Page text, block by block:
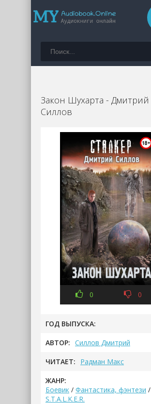
Закон Шухарта - Дмитрий
Силлов
0 0
ГОД ВЫПУСКА:
АВТОР: Силлов Дмитрий
ЧИТАЕТ: Радман Макс
ЖАНР:
Боевик / Фантастика, фэнтези /
S.T.A.L.K.E.R.